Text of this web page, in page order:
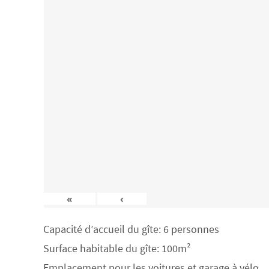
« ‹
Capacité d’accueil du gîte: 6 personnes
Surface habitable du gîte: 100m²